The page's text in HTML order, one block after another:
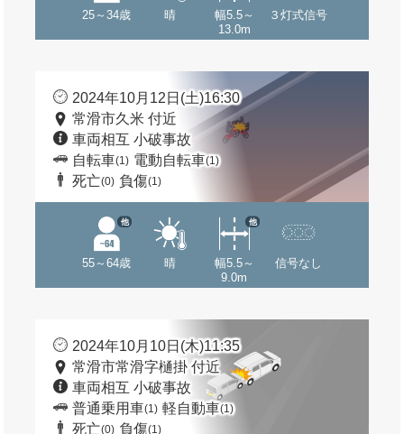
25～34歳 晴
幅5.5～
13.0m
３灯式信号
2024年10月12日(土)16:30
常滑市久米 付近
車両相互 小破事故
自転車(1) 電動自転車(1)
死亡(0) 負傷(1)
55～64歳
他
晴
幅5.5～
9.0m
他
信号なし
2024年10月10日(木)11:35
常滑市常滑字樋掛 付近
車両相互 小破事故
普通乗用車(1) 軽自動車(1)
死亡(0) 負傷(1)